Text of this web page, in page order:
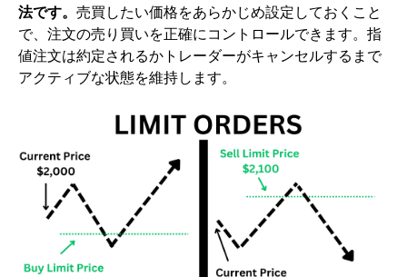
法です。 売買したい価格をあらかじめ設定しておくこと
で、注文の売り買いを正確にコントロールできます。指
値注文は約定されるかトレーダーがキャンセルするまで
アクティブな状態を維持します。